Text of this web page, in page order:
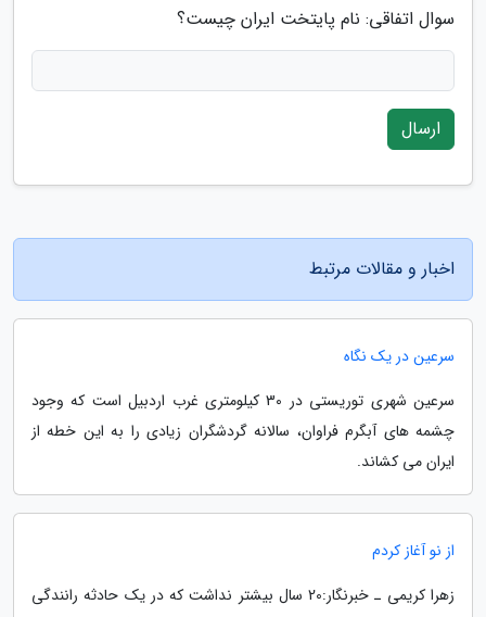
سوال اتفاقی: نام پایتخت ایران چیست؟
ارسال
اخبار و مقالات مرتبط
سرعین در یک نگاه
سرعین شهری توریستی در 30 کیلومتری غرب اردبیل است که وجود
چشمه های آبگرم فراوان، سالانه گردشگران زیادی را به این خطه از
ایران می کشاند.
از نو آغاز کردم
زهرا کریمی ـ خبرنگار:20 سال بیشتر نداشت که در یک حادثه رانندگی